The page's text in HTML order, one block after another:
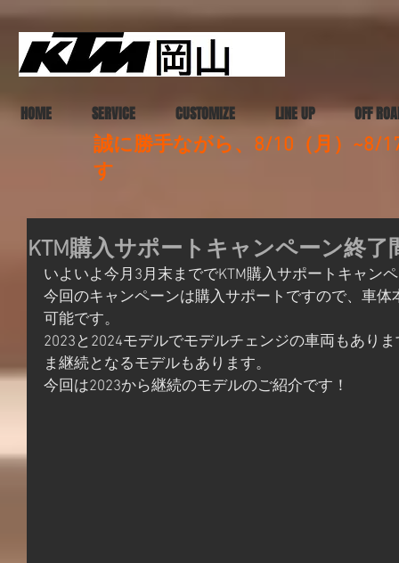
HOME SERVICE CUSTOMIZE LINE UP OFF
誠に勝手ながら、8/10（月）~8/
す
KTM購入サポートキャンペーン終了
いよいよ今月3月末まででKTM購入サポートキャン
今回のキャンペーンは購入サポートですので、車
可能です。
2023と2024モデルでモデルチェンジの車両もあり
ま継続となるモデルもあります。
今回は2023から継続のモデルのご紹介です！